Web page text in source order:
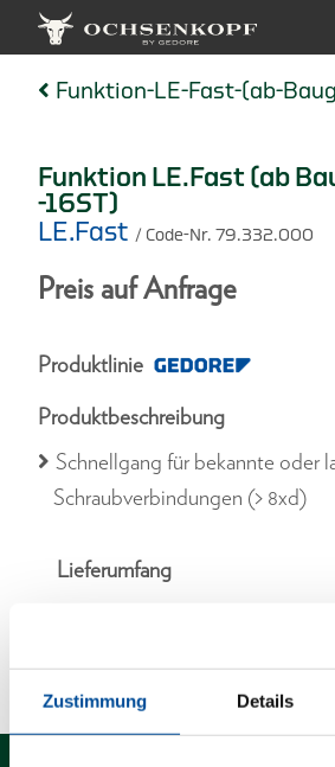
Zustimmung Details
Funktion-LE-Fast-(ab-
Funktion LE.Fast (ab
-16ST)
LE.Fast / Code-Nr. 79.332.000
Preis auf Anfrage
Produktlinie
Produktbeschreibung
Schnellgang für bekannte oder
Schraubverbindungen (> 8xd)
Lieferumfang